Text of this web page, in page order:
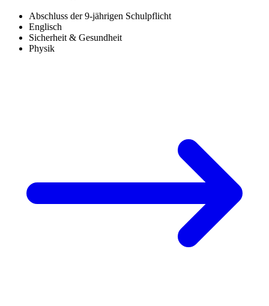
Abschluss der 9-jährigen Schulpflicht
Englisch
Sicherheit & Gesundheit
Physik